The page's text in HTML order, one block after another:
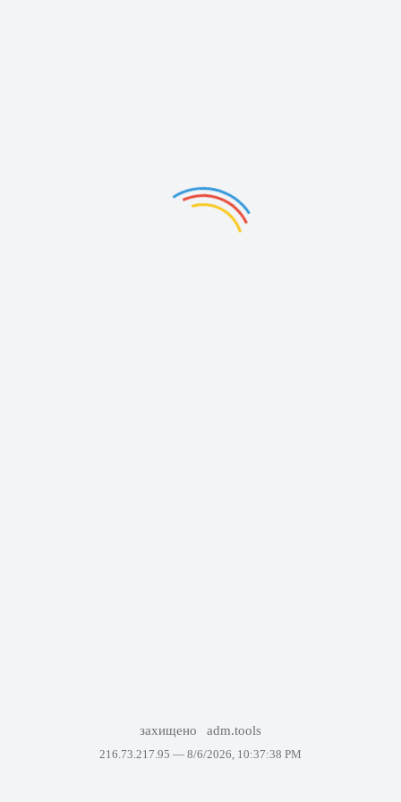
захищено adm.tools
216.73.217.95 — 8/6/2026, 10:37:38 PM